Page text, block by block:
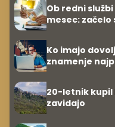
Ob redni
mesec: začelo
Ko imajo
znamenje
20-letnik kupil
zavidajo